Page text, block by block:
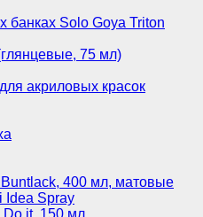
банках Solo Goya Triton
75 мл)
акриловых красок
Buntlack, 400 мл, матовые
Idea Spray
Do it, 150 мл